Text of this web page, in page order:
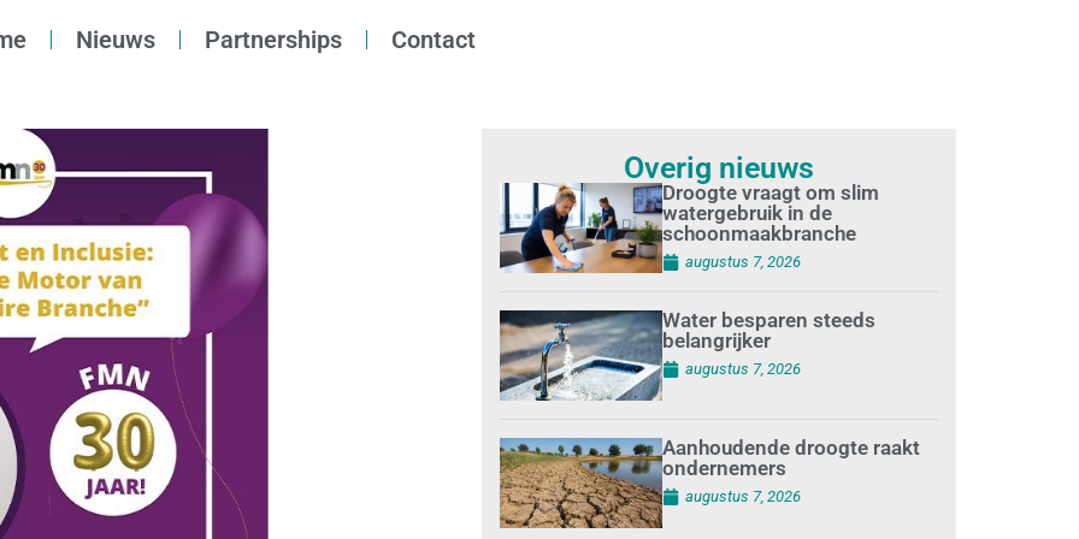
Nieuws Partnerships Contact
Overig nieuws
Droogte vraagt om slim
watergebruik in de
schoonmaakbranche
augustus 7, 2026
Water besparen steeds
belangrijker
augustus 7, 2026
Aanhoudende droogte raakt
ondernemers
augustus 7, 2026